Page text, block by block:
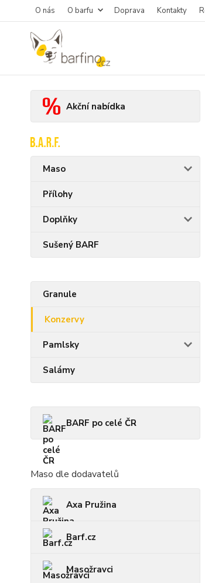
O nás O barfu Doprava Kontakty
Akční nabídka
Maso
Přílohy
Doplňky
Sušený BARF
Granule
Konzervy
Pamlsky
Salámy
BARF po celé ČR
Maso dle dodavatelů
Axa Pružina
Barf.cz
Masožravci